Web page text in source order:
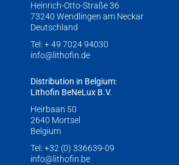
Heinrich-Otto-Straße 36
73240 Wendlingen am Neckar
Deutschland
Tel: + 49 7024 94030
info@lithofin.de
Distribution in Belgium:
Lithofin BeNeLux B.V.
Heirbaan 50
2640 Mortsel
Belgium
Tel: +32 (0) 336639-09
info@lithofin.be